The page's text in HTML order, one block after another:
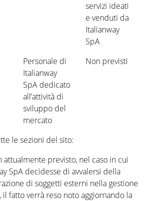
servizi ideati
e venduti da
Italianway
SpA
Personale di
Italianway
SpA dedicato
all’attività di
sviluppo del
mercato
Non previsti
le sezioni del sito:
attualmente previsto, nel caso in cui
SpA decidesse di avvalersi della
di soggetti esterni nella gestione
il fatto verrà reso noto aggiornando la